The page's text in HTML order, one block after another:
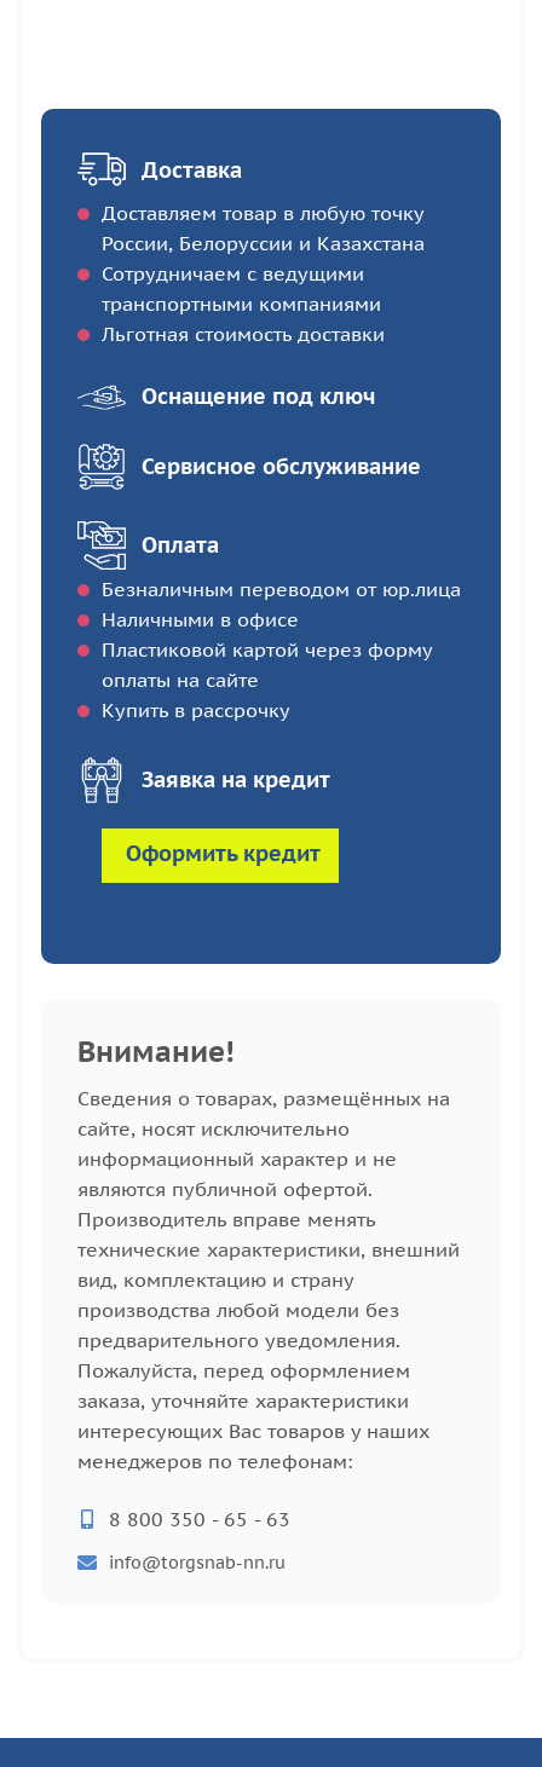
Доставка
Доставляем товар в любую точку
России, Белоруссии и Казахстана
Сотрудничаем с ведущими
транспортными компаниями
Льготная стоимость доставки
Оснащение под ключ
Сервисное обслуживание
Оплата
Безналичным переводом от юр.лица
Наличными в офисе
Пластиковой картой через форму
оплаты на сайте
Купить в рассрочку
Заявка на кредит
Оформить кредит
Внимание!
Cведения о товарах, размещённых на
сайте, носят исключительно
информационный характер и не
являются публичной офертой.
Производитель вправе менять
технические характеристики, внешний
вид, комплектацию и страну
производства любой модели без
предварительного уведомления.
Пожалуйста, перед оформлением
заказа, уточняйте характеристики
интересующих Вас товаров у наших
менеджеров по телефонам:
8 800 350 - 65 - 63
info@torgsnab-nn.ru